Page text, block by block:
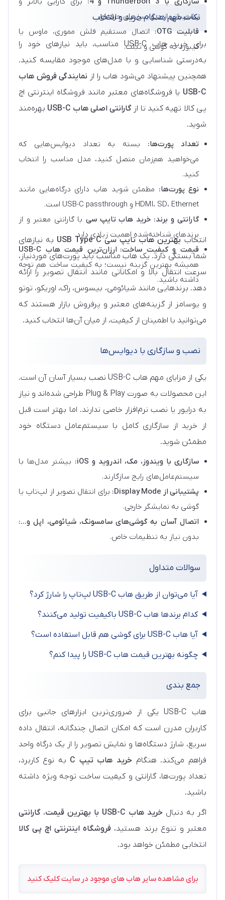
پشتیبانی از دیوایس‌های حرفه‌ای.
قابلیت OTG:
اتصال مستقیم فلش مموری، ماوس یا
کیبورد به گوشی و تبلت.
نکات مهم هنگام خرید و انتخاب
برای خرید هاب USB-C مناسب، باید نیازهای خود را
به‌درستی شناسایی و با مدل‌های موجود مقایسه کنید.
همچنین پیشنهاد می‌شود هاب را از نمایندگی فروش هاب
USB-C یا فروشگاه‌های معتبر مانند فروشگاه اینترنتی اچ
پی کالا تهیه کنید تا از گارانتی اصلی هاب USB-C
بهره‌مند
شوید.
تعداد پورت‌ها: بسته به تعداد دیوایس‌هایی که
می‌خواهید هم‌زمان متصل کنید، مدل مناسب را انتخاب
کنید.
نوع پورت‌ها: مطمئن شوید هاب دارای درگاه‌هایی مانند
HDMI، SD، Ethernet و USB-C passthrough است.
گارانتی و برند: خرید هاب تایپ سی با گارانتی معتبر و از
برندهای شناخته‌شده اهمیت زیادی دارد.
قیمت و کیفیت ساخت: ارزان‌ترین قیمت هاب USB-C
همیشه بهترین گزینه نیست؛ به کیفیت ساخت هم توجه
داشته باشید.
انتخاب بهترین هاب تایپ سی USB Type C
به نیازهای
شما بستگی دارد. یک هاب مناسب باید پورت‌های موردنیاز،
سرعت انتقال بالا و امکاناتی مانند انتقال تصویر را ارائه
دهد. برندهایی مانند شیائومی، بیسوس، راک، اوریکو، توتو
و یوسامز از گزینه‌های معتبر و پرفروش بازار هستند که
می‌توانید با اطمینان از کیفیت، از میان آن‌ها انتخاب کنید.
نصب و سازگاری با دیوایس‌ها
یکی از مزایای مهم هاب USB-C نصب بسیار آسان آن است.
این محصولات به صورت Plug & Play طراحی شده‌اند و نیاز
به درایور یا نصب نرم‌افزار خاصی ندارند. اما بهتر است قبل
از خرید از سازگاری کامل با سیستم‌عامل دستگاه خود
مطمئن شوید.
سازگاری با ویندوز، مک، اندروید و iOS:
بیشتر مدل‌ها با
سیستم‌عامل‌های رایج سازگارند.
پشتیبانی از Display Mode:
برای انتقال تصویر از لپ‌تاپ یا
گوشی به نمایشگر خارجی.
اتصال آسان به گوشی‌های سامسونگ، شیائومی، اپل و...:
بدون نیاز به تنظیمات خاص.
سوالات متداول
آیا می‌توان از طریق هاب USB-C لپ‌تاپ را شارژ کرد؟
کدام برندها هاب USB-C باکیفیت تولید می‌کنند؟
آیا هاب USB-C برای گوشی هم قابل استفاده است؟
چگونه بهترین قیمت هاب USB-C را پیدا کنم؟
جمع‌ بندی
هاب USB-C یکی از ضروری‌ترین ابزارهای جانبی برای
کاربران مدرن است که امکان اتصال چندگانه، انتقال داده
سریع، شارژ دستگاه‌ها و نمایش تصویر را از یک درگاه واحد
فراهم می‌کند. هنگام خرید هاب تیپ C
به نوع کاربرد،
تعداد پورت‌ها، گارانتی و کیفیت ساخت توجه ویژه داشته
باشید.
اگر به دنبال خرید هاب USB-C با بهترین قیمت ، گارانتی
معتبر و تنوع برند هستید، فروشگاه اینترنتی اچ پی کالا
انتخابی مطمئن خواهد بود.
برای مشاهده سایر هاب های موجود در سایت کلیک کنید